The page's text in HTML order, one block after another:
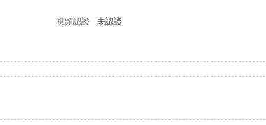
視頻認證 未認證